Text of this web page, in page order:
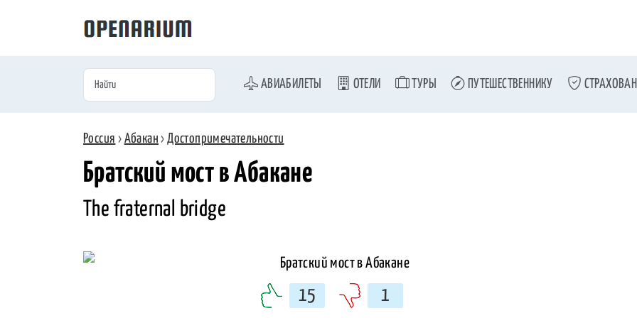
АВИАБИЛЕТЫ ОТЕЛИ ТУРЫ ПУТЕШЕСТВЕННИКУ
Россия › Абакан ›Достопримечательности
Братский мост в Абакане
The fraternal bridge
15 1